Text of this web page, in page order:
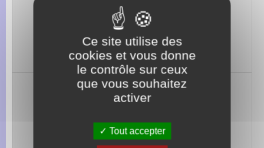
JUSTICE
Casier judiciaire,Plainte,Aide juridictionnelle,
Saisie…
Ce site utilise des
cookies et vous donne
le contrôle sur ceux
que vous souhaitez
activer
Tout accepter